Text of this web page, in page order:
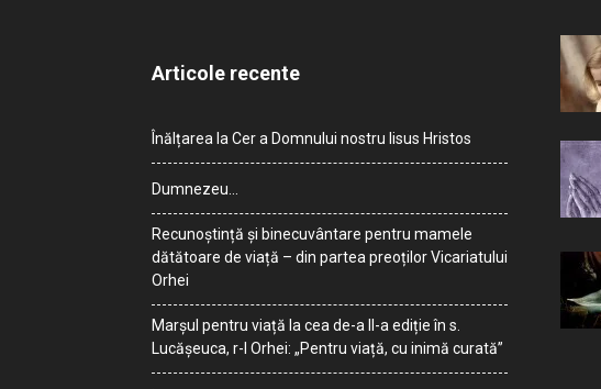
Articole recente
Înălțarea la Cer a Domnului nostru Iisus Hristos
Dumnezeu…
Recunoștință și binecuvântare pentru mamele
dătătoare de viață – din partea preoților Vicariatului
Orhei
Marșul pentru viață la cea de-a II-a ediție în s.
Lucășeuca, r-l Orhei: „Pentru viață, cu inimă curată”